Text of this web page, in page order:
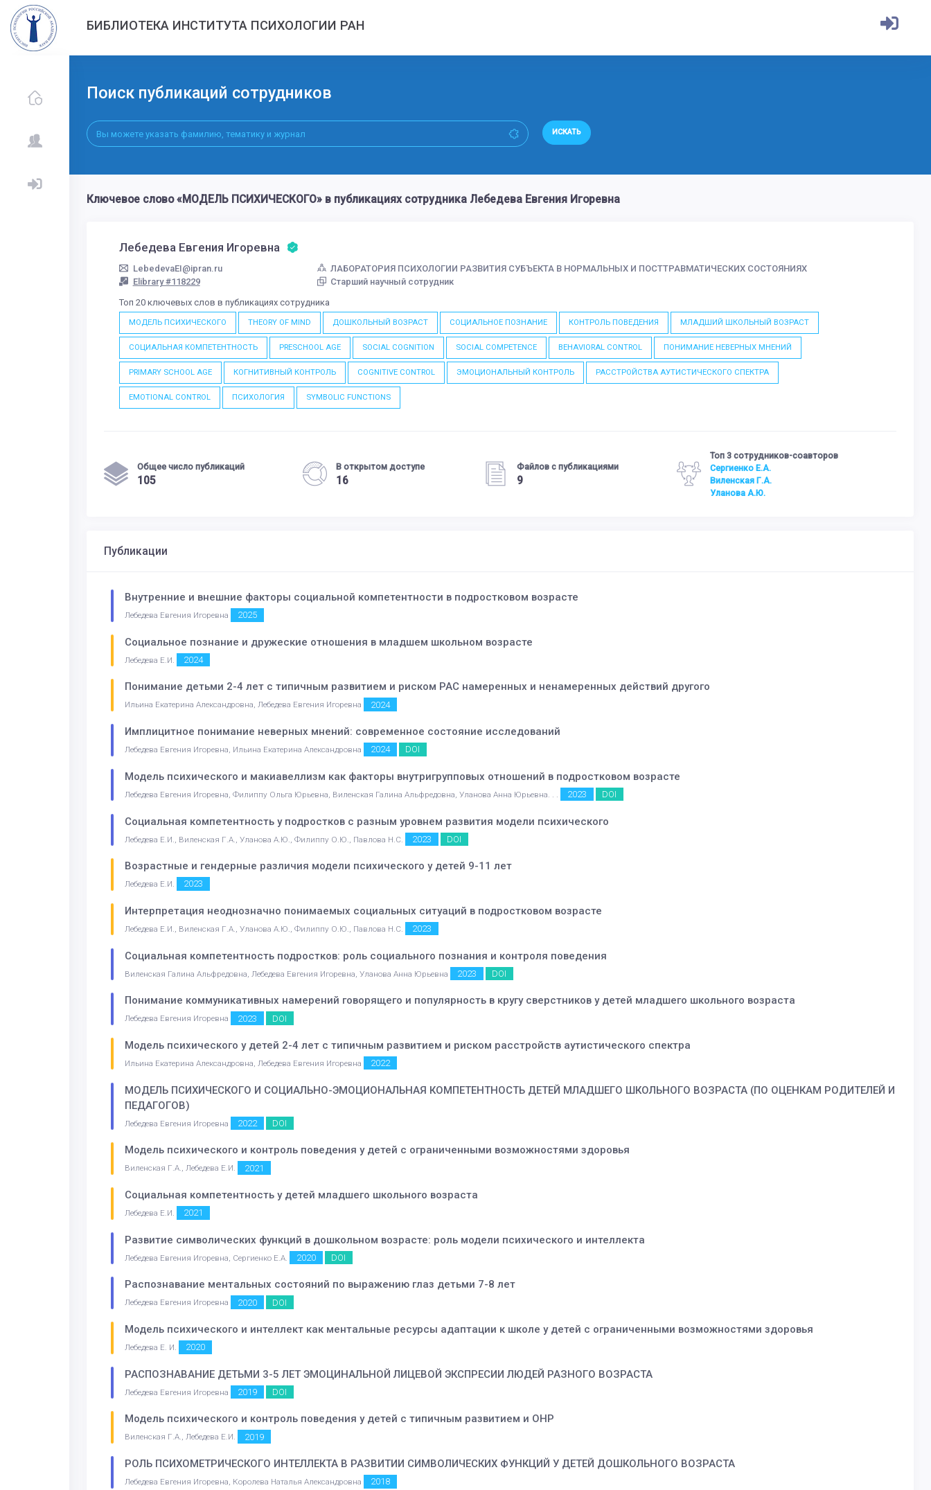
БИБЛИОТЕКА ИНСТИТУТА ПСИХОЛОГИИ РАН
Поиск публикаций сотрудников
ИСКАТЬ
Ключевое слово «МОДЕЛЬ ПСИХИЧЕСКОГО» в публикациях сотрудника Лебедева Евгения Игоревна
Лебедева Евгения Игоревна
LebedevaEI@ipran.ru
Elibrary #118229
ЛАБОРАТОРИЯ ПСИХОЛОГИИ РАЗВИТИЯ СУБЪЕКТА В НОРМАЛЬНЫХ И ПОСТТРАВМАТИЧЕСКИХ СОСТОЯНИЯХ
Старший научный сотрудник
Топ 20 ключевых слов в публикациях сотрудника
МОДЕЛЬ ПСИХИЧЕСКОГО THEORY OF MIND ДОШКОЛЬНЫЙ ВОЗРАСТ СОЦИАЛЬНОЕ ПОЗНАНИЕ КОНТРОЛЬ ПОВЕДЕНИЯ МЛАДШИЙ ШКОЛЬНЫЙ ВОЗРАСТ
СОЦИАЛЬНАЯ КОМПЕТЕНТНОСТЬ PRESCHOOL AGE SOCIAL COGNITION SOCIAL COMPETENCE BEHAVIORAL CONTROL ПОНИМАНИЕ НЕВЕРНЫХ МНЕНИЙ
PRIMARY SCHOOL AGE КОГНИТИВНЫЙ КОНТРОЛЬ COGNITIVE CONTROL ЭМОЦИОНАЛЬНЫЙ КОНТРОЛЬ РАССТРОЙСТВА АУТИСТИЧЕСКОГО СПЕКТРА
EMOTIONAL CONTROL ПСИХОЛОГИЯ SYMBOLIC FUNCTIONS
Общее число публикаций
105
В открытом доступе
16
Файлов с публикациями
9
Топ 3 сотрудников-соавторов
Сергиенко Е.А.
Виленская Г.А.
Уланова А.Ю.
Публикации
Внутренние и внешние факторы социальной компетентности в подростковом возрасте
Лебедева Евгения Игоревна 2025
Социальное познание и дружеские отношения в младшем школьном возрасте
Лебедева Е.И. 2024
Понимание детьми 2-4 лет с типичным развитием и риском РАС намеренных и ненамеренных действий другого
Ильина Екатерина Александровна, Лебедева Евгения Игоревна 2024
Имплицитное понимание неверных мнений: современное состояние исследований
Лебедева Евгения Игоревна, Ильина Екатерина Александровна 2024 DOI
Модель психического и макиавеллизм как факторы внутригрупповых отношений в подростковом возрасте
Лебедева Евгения Игоревна, Филиппу Ольга Юрьевна, Виленская Галина Альфредовна, Уланова Анна Юрьевна. . . 2023 DOI
Социальная компетентность у подростков с разным уровнем развития модели психического
Лебедева Е.И., Виленская Г.А., Уланова А.Ю., Филиппу О.Ю., Павлова Н.С. 2023 DOI
Возрастные и гендерные различия модели психического у детей 9-11 лет
Лебедева Е.И. 2023
Интерпретация неоднозначно понимаемых социальных ситуаций в подростковом возрасте
Лебедева Е.И., Виленская Г.А., Уланова А.Ю., Филиппу О.Ю., Павлова Н.С. 2023
Социальная компетентность подростков: роль социального познания и контроля поведения
Виленская Галина Альфредовна, Лебедева Евгения Игоревна, Уланова Анна Юрьевна 2023 DOI
Понимание коммуникативных намерений говорящего и популярность в кругу сверстников у детей младшего школьного возраста
Лебедева Евгения Игоревна 2023 DOI
Модель психического у детей 2-4 лет с типичным развитием и риском расстройств аутистического спектра
Ильина Екатерина Александровна, Лебедева Евгения Игоревна 2022
МОДЕЛЬ ПСИХИЧЕСКОГО И СОЦИАЛЬНО-ЭМОЦИОНАЛЬНАЯ КОМПЕТЕНТНОСТЬ ДЕТЕЙ МЛАДШЕГО ШКОЛЬНОГО ВОЗРАСТА (ПО ОЦЕНКАМ РОДИТЕЛЕЙ И
ПЕДАГОГОВ)
Лебедева Евгения Игоревна 2022 DOI
Модель психического и контроль поведения у детей с ограниченными возможностями здоровья
Виленская Г.А., Лебедева Е.И. 2021
Социальная компетентность у детей младшего школьного возраста
Лебедева Е.И. 2021
Развитие символических функций в дошкольном возрасте: роль модели психического и интеллекта
Лебедева Евгения Игоревна, Сергиенко Е.А. 2020 DOI
Распознавание ментальных состояний по выражению глаз детьми 7-8 лет
Лебедева Евгения Игоревна 2020 DOI
Модель психического и интеллект как ментальные ресурсы адаптации к школе у детей с ограниченными возможностями здоровья
Лебедева Е. И. 2020
РАСПОЗНАВАНИЕ ДЕТЬМИ 3-5 ЛЕТ ЭМОЦИНАЛЬНОЙ ЛИЦЕВОЙ ЭКСПРЕСИИ ЛЮДЕЙ РАЗНОГО ВОЗРАСТА
Лебедева Евгения Игоревна 2019 DOI
Модель психического и контроль поведения у детей с типичным развитием и ОНР
Виленская Г.А., Лебедева Е.И. 2019
РОЛЬ ПСИХОМЕТРИЧЕСКОГО ИНТЕЛЛЕКТА В РАЗВИТИИ СИМВОЛИЧЕСКИХ ФУНКЦИЙ У ДЕТЕЙ ДОШКОЛЬНОГО ВОЗРАСТА
Лебедева Евгения Игоревна, Королева Наталья Александровна 2018